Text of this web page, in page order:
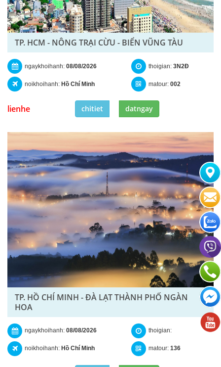
TP. HCM - NÔNG TRẠI CỪU - BIỂN VŨNG TÀU
ngaykhoihanh: 08/08/2026
noikhoihanh: Hồ Chí Minh
thoigian: 3N2Đ
matour: 002
lienhe chitiet datngay
TP. HỒ CHÍ MINH - ĐÀ LẠT THÀNH PHỐ NGÀN
HOA
ngaykhoihanh: 08/08/2026
noikhoihanh: Hồ Chí Minh
thoigian:
matour: 136